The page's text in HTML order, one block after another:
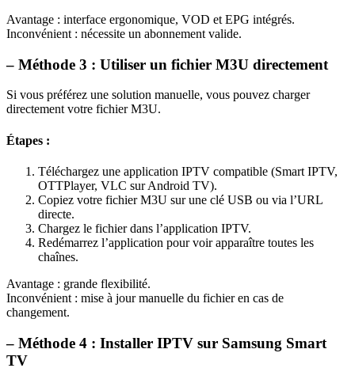
Avantage : interface ergonomique, VOD et EPG intégrés.
Inconvénient : nécessite un abonnement valide.
– Méthode 3 : Utiliser un fichier M3U directement
Si vous préférez une solution manuelle, vous pouvez charger
directement votre fichier M3U.
Étapes :
Téléchargez une application IPTV compatible (Smart IPTV,
OTTPlayer, VLC sur Android TV).
Copiez votre fichier M3U sur une clé USB ou via l’URL
directe.
Chargez le fichier dans l’application IPTV.
Redémarrez l’application pour voir apparaître toutes les
chaînes.
Avantage : grande flexibilité.
Inconvénient : mise à jour manuelle du fichier en cas de
changement.
– Méthode 4 : Installer IPTV sur Samsung Smart
TV